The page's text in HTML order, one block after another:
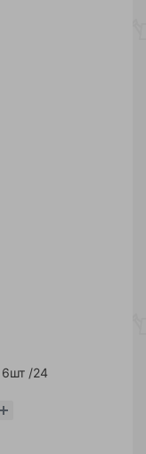
/24